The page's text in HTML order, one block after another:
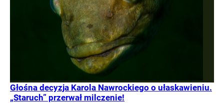
Głośna decyzja Karola Nawrockiego o ułaskawieniu.
„Staruch” przerwał milczenie!